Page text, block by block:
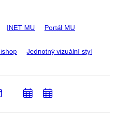
INET MU Portál MU
Jednotný vizuální styl
e-
Email
PřidatPřidat